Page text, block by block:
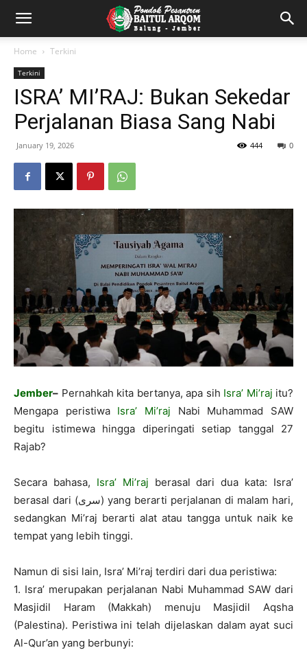
Home Terkini
Terkini
ISRA’ MI’RAJ: Bukan Sekedar
Perjalanan Biasa Sang Nabi
January 19, 2026 0
444
Jember– Pernahkah kita bertanya, apa sih Isra’ Mi’raj itu?
Mengapa peristiwa Isra’ Mi’raj Nabi Muhammad SAW
begitu istimewa hingga diperingati setiap tanggal 27
Rajab?
Secara bahasa, Isra’ Mi’raj berasal dari dua kata: Isra’
berasal dari (سرى) yang berarti perjalanan di malam hari,
sedangkan Mi’raj berarti alat atau tangga untuk naik ke
tempat yang lebih tinggi.
Namun di sisi lain, Isra’ Mi’raj terdiri dari dua peristiwa:
1. Isra’ merupakan perjalanan Nabi Muhammad SAW dari
Masjidil Haram (Makkah) menuju Masjidil Aqsha
(Palestina). Peristiwa ini telah dijelaskan dalam ayat suci
Al-Qur’an yang berbunyi: